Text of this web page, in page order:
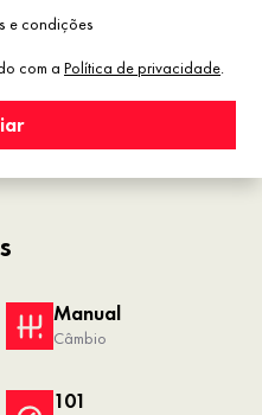
e condições
com a Política de privacidade.
Manual
Câmbio
101